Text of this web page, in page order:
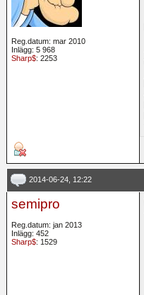
Reg.datum: mar 2010
Inlägg: 5 968
Sharp$: 2253
2014-06-24, 12:22
semipro
Reg.datum: jan 2013
Inlägg: 452
Sharp$: 1529